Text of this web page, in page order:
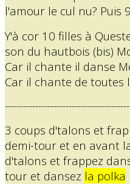
l'amour le cul nu? Puis
Y'à cor 10 filles à
son du hautbois (bis)
Car il chante il danse
Car il chante de toutes
-----------------------------------------
3 coups d'talons et
demi-tour et en avant
d'talons et frappez
tour et dansez la polka